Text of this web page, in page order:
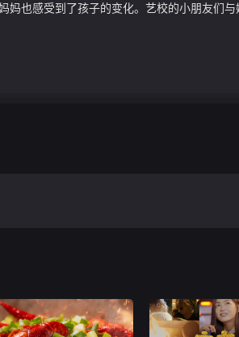
也感受到了孩子的变化。艺校的小朋友们